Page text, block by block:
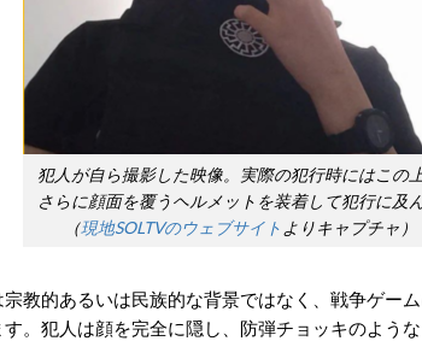
犯人が自ら撮影した映像。実際の犯行時にはこの
さらに顔面を覆うヘルメットを装着して犯行に及
（現地SOLTVのウェブサイト よりキャプチャ）
教的あるいは民族的な背景ではなく、戦争ゲー
。犯人は顔を完全に隠し、防弾チョッキのよう